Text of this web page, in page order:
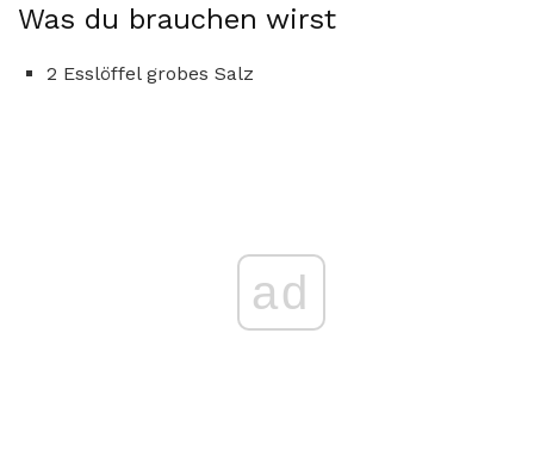
Was du brauchen wirst
2 Esslöffel grobes Salz
ad